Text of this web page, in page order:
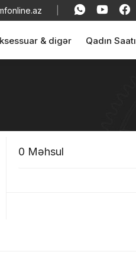
& digər Qadın Saatı
0 Məhsul